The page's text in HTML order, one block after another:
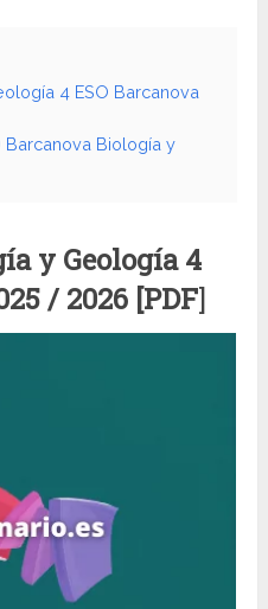
4 ESO Barcanova
Barcanova Biología y
y Geología 4
/ 2026 [PDF]